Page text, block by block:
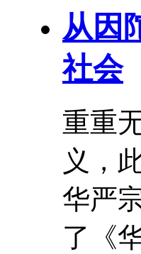
从因
社会
重重
义，
华严
了《